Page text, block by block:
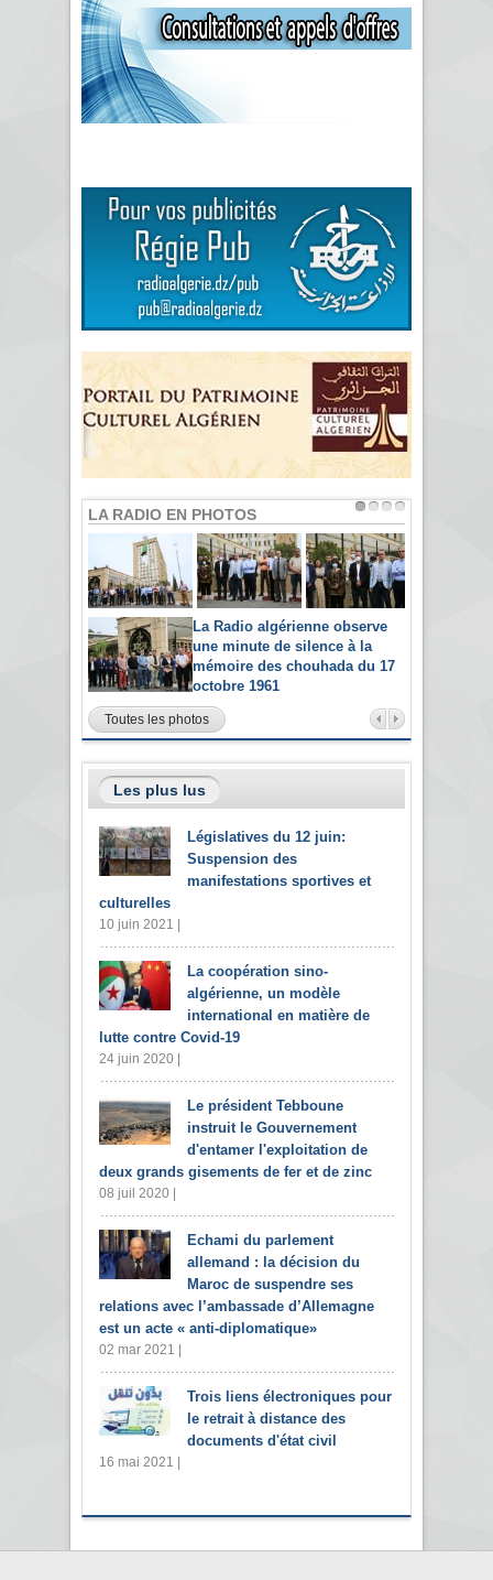
LA RADIO EN PHOTOS
La Radio algérienne observe
une minute de silence à la
mémoire des chouhada du 17
octobre 1961
Toutes les photos
Les plus lus
Législatives du 12 juin:
Suspension des
manifestations sportives et
culturelles
10 juin 2021 |
La coopération sino-
algérienne, un modèle
international en matière de
lutte contre Covid-19
24 juin 2020 |
Le président Tebboune
instruit le Gouvernement
d'entamer l'exploitation de
deux grands gisements de fer et de zinc
08 juil 2020 |
Echami du parlement
allemand : la décision du
Maroc de suspendre ses
relations avec l’ambassade d’Allemagne
est un acte « anti-diplomatique»
02 mar 2021 |
Trois liens électroniques pour
le retrait à distance des
documents d'état civil
16 mai 2021 |